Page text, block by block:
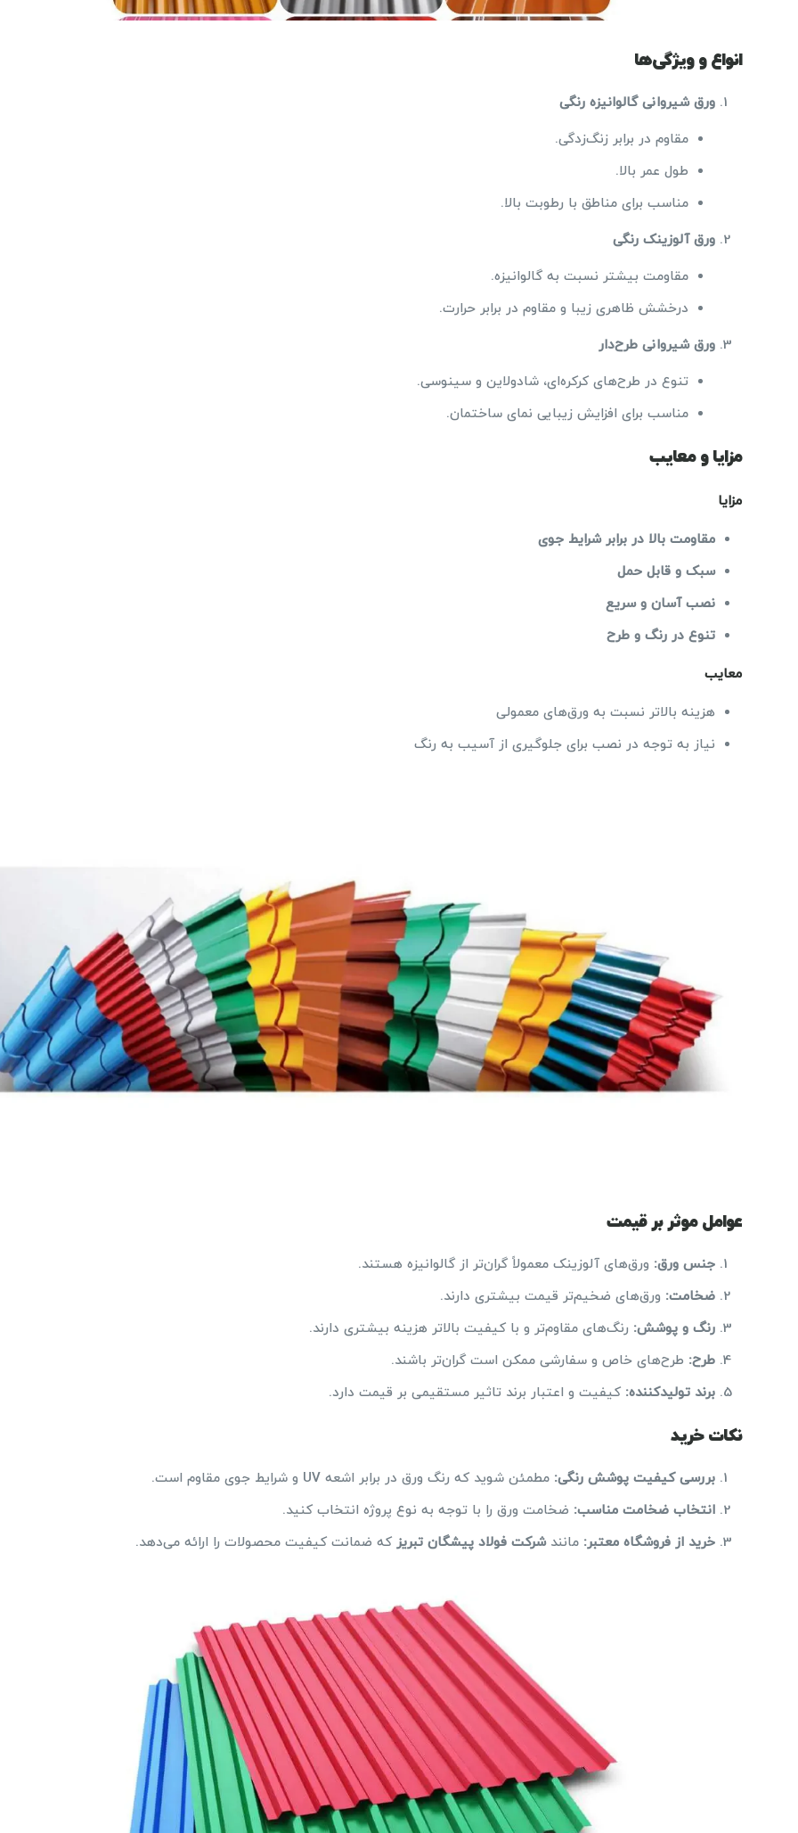
انواع و ویژگی‌ها
ورق شیروانی گالوانیزه رنگی
مقاوم در برابر زنگ‌زدگی.
طول عمر بالا.
مناسب برای مناطق با رطوبت بالا.
ورق آلوزینک رنگی
مقاومت بیشتر نسبت به گالوانیزه.
درخشش ظاهری زیبا و مقاوم در برابر حرارت.
ورق شیروانی طرح‌دار
تنوع در طرح‌های کرکره‌ای، شادولاین و سینوسی.
مناسب برای افزایش زیبایی نمای ساختمان.
مزایا و معایب
مزایا
مقاومت بالا در برابر شرایط جوی
سبک و قابل حمل
نصب آسان و سریع
تنوع در رنگ و طرح
معایب
هزینه بالاتر نسبت به ورق‌های معمولی
نیاز به توجه در نصب برای جلوگیری از آسیب به رنگ
عوامل موثر بر قیمت
جنس ورق: ورق‌های آلوزینک معمولاً گران‌تر از گالوانیزه هستند.
ضخامت: ورق‌های ضخیم‌تر قیمت بیشتری دارند.
رنگ و پوشش: رنگ‌های مقاوم‌تر و با کیفیت بالاتر هزینه بیشتری دارند.
طرح: طرح‌های خاص و سفارشی ممکن است گران‌تر باشند.
برند تولیدکننده: کیفیت و اعتبار برند تاثیر مستقیمی بر قیمت دارد.
نکات خرید
بررسی کیفیت پوشش رنگی: مطمئن شوید که رنگ ورق در برابر اشعه UV و شرایط جوی مقاوم است.
انتخاب ضخامت مناسب: ضخامت ورق را با توجه به نوع پروژه انتخاب کنید.
خرید از فروشگاه معتبر: مانندشرکت فولاد پیشگان تبریزکه ضمانت کیفیت محصولات را ارائه می‌دهد.